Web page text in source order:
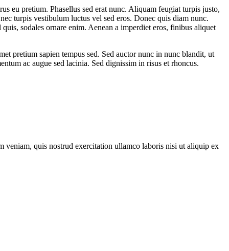
eu pretium. Phasellus sed erat nunc. Aliquam feugiat turpis justo,
turpis vestibulum luctus vel sed eros. Donec quis diam nunc.
sodales ornare enim. Aenean a imperdiet eros, finibus aliquet
pretium sapien tempus sed. Sed auctor nunc in nunc blandit, ut
ac augue sed lacinia. Sed dignissim in risus et rhoncus.
veniam, quis nostrud exercitation ullamco laboris nisi ut aliquip ex